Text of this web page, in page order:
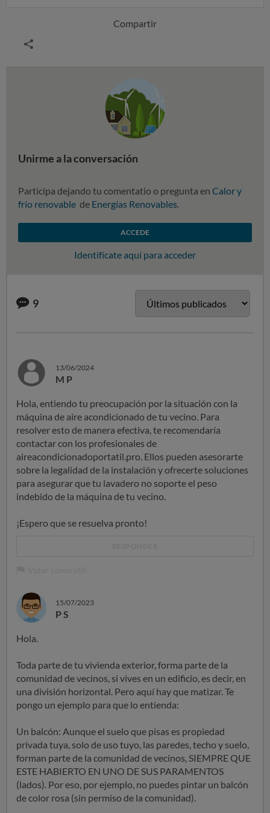
Compartir
Unirme a la conversación
Participa dejando tu comentatio o pregunta en Calor y
frío renovable de Energías Renovables.
ACCEDE
Identifícate aquí para acceder
9
13/06/2024
M P
Hola, entiendo tu preocupación por la situación con la
máquina de aire acondicionado de tu vecino. Para
resolver esto de manera efectiva, te recomendaría
contactar con los profesionales de
aireacondicionadoportatil.pro. Ellos pueden asesorarte
sobre la legalidad de la instalación y ofrecerte soluciones
para asegurar que tu lavadero no soporte el peso
indebido de la máquina de tu vecino.
¡Espero que se resuelva pronto!
15/07/2023
P S
Hola.
Toda parte de tu vivienda exterior, forma parte de la
comunidad de vecinos, si vives en un edificio, es decir, en
una división horizontal. Pero aquí hay que matizar. Te
pongo un ejemplo para que lo entienda:
Un balcón: Aunque el suelo que pisas es propiedad
privada tuya, solo de uso tuyo, las paredes, techo y suelo,
forman parte de la comunidad de vecinos, SIEMPRE QUE
ESTE HABIERTO EN UNO DE SUS PARAMENTOS
(lados). Por eso, por ejemplo, no puedes pintar un balcón
de color rosa (sin permiso de la comunidad).